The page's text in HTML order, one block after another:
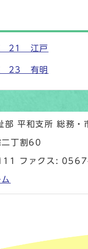
21 江戸
23 有明
部 平和支所 総務・
二丁割60
ファクス: